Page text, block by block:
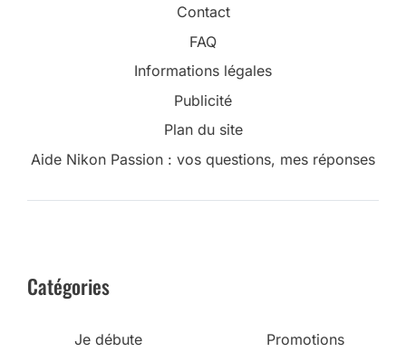
Contact
FAQ
Informations légales
Publicité
Plan du site
Aide Nikon Passion : vos questions, mes réponses
Catégories
Je débute
Promotions